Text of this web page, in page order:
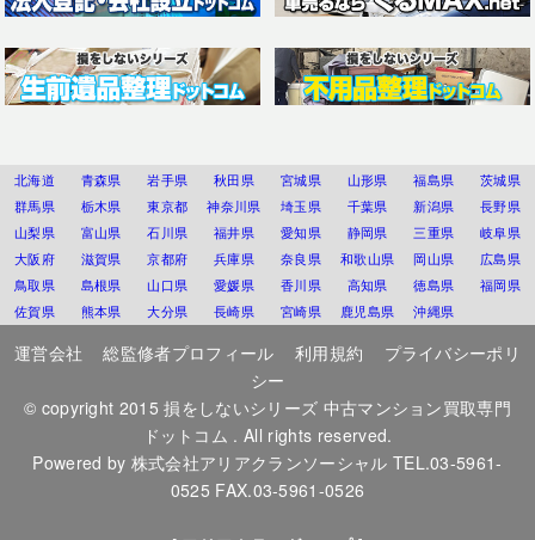
北海道 青森県 岩手県 秋田県 宮城県 山形県 福島県
茨城県
群馬県
栃木県 東京都 神奈川県 埼玉県 千葉県 新潟県
長野県
山梨県
富山県 石川県 福井県 愛知県 静岡県 三重県
岐阜県
大阪府
滋賀県 京都府 兵庫県 奈良県 和歌山県 岡山県
広島県
鳥取県
島根県 山口県 愛媛県 香川県 高知県 徳島県
福岡県
佐賀県
熊本県 大分県 長崎県 宮崎県 鹿児島県 沖縄県
運営会社 総監修者プロフィール 利用規約
プライバシーポリ
シー
© copyright 2015損をしないシリーズ 中古マンション買取専門
ドットコム . All rights reserved.
Powered by 株式会社アリアクランソーシャル TEL.03-5961-
0525 FAX.03-5961-0526